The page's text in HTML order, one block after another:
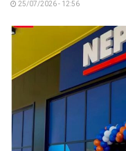
25/07/2026 - 12:56